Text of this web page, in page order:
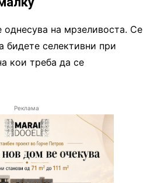
однесува на мрзеливоста. Се
бидете селективни при
кои треба да се
Реклама